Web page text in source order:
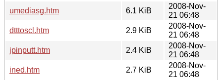
umediasg.htm
6.1 KiB
2008-Nov-
21 06:48
dtttoscl.htm
2.9 KiB
2008-Nov-
21 06:48
jpinputt.htm
2.4 KiB
2008-Nov-
21 06:48
ined.htm
2.7 KiB
2008-Nov-
21 06:48